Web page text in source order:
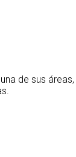
de sus